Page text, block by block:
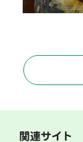
関連サイト